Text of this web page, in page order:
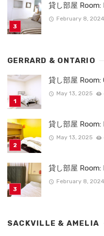
貸し部屋
February 8, 2024
GERRARD & ONTARIO
貸し部屋
May 13, 2025
貸し部屋
May 13, 2025
貸し部屋
February 8, 2024
SACKVILLE & AMELIA